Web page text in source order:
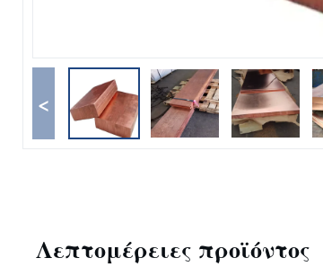
<
Λεπτομέρειες προϊόντος